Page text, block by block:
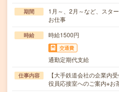
期間
1月～、2月～など、スタ
お仕事
時給 時給1500円
交通費
通勤定期代支給
仕事内容
【大手鉄道会社の企業内
役員応接室へのご案内※